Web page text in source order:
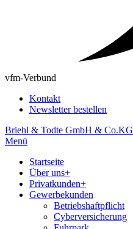
vfm-Verbund
Kontakt
Newsletter bestellen
Briehl & Todte GmbH & Co.KG
Menü
Startseite
Über uns+
Privatkunden+
Gewerbekunden
Betriebshaftpflicht
Cyberversicherung